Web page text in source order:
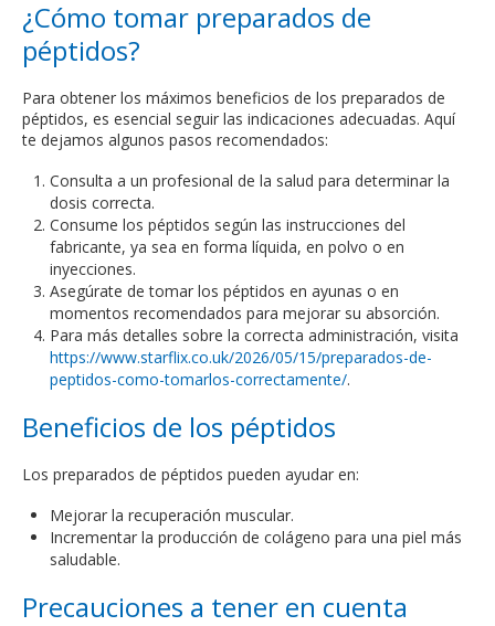
¿Cómo tomar preparados de
péptidos?
Para obtener los máximos beneficios de los preparados de
péptidos, es esencial seguir las indicaciones adecuadas. Aquí
te dejamos algunos pasos recomendados:
Consulta a un profesional de la salud para determinar la
dosis correcta.
Consume los péptidos según las instrucciones del
fabricante, ya sea en forma líquida, en polvo o en
inyecciones.
Asegúrate de tomar los péptidos en ayunas o en
momentos recomendados para mejorar su absorción.
Para más detalles sobre la correcta administración, visita
https://www.starflix.co.uk/2026/05/15/preparados-de-
peptidos-como-tomarlos-correctamente/.
Beneficios de los péptidos
Los preparados de péptidos pueden ayudar en:
Mejorar la recuperación muscular.
Incrementar la producción de colágeno para una piel más
saludable.
Precauciones a tener en cuenta